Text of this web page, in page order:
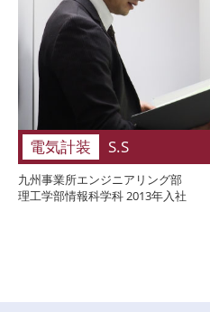
電気計装 S.S
九州事業所エンジニアリング部
理工学部情報科学科 2013年入社